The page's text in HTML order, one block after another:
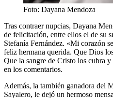
Foto: Dayana Mendoza
Tras contraer nupcias, Dayana
de felicitación, entre ellos el de su
Stefanía Fernández. «Mi corazón
feliz hermana querida. Que Dios
Que la sangre de Cristo los cubra
en los comentarios.
Además, la también ganadora del
Sayalero, le dejó un hermoso